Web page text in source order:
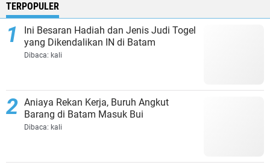
TERPOPULER
Ini Besaran Hadiah dan Jenis Judi Togel
yang Dikendalikan IN di Batam
Dibaca: kali
Aniaya Rekan Kerja, Buruh Angkut
Barang di Batam Masuk Bui
Dibaca: kali